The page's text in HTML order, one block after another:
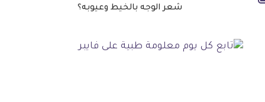
شعر الوجه بالخيط وعيوبه؟